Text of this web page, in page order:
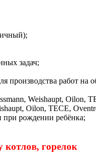
задач;
производства работ на
Weishaupt, Oilon,
Oilon, TECE,
при рождении ребёнка;
горелок